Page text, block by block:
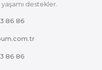
yaşamı destekler.
86 86
86 86